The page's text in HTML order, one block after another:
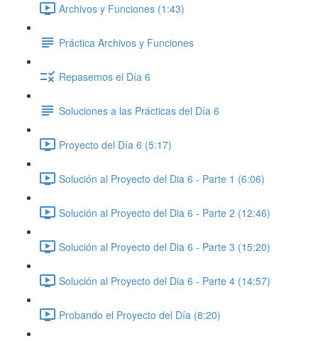
Archivos y Funciones (1:43)
Práctica Archivos y Funciones
Repasemos el Día 6
Soluciones a las Prácticas del Día 6
Proyecto del Día 6 (5:17)
Solución al Proyecto del Dia 6 - Parte 1 (6:06)
Solución al Proyecto del Dia 6 - Parte 2 (12:46)
Solución al Proyecto del Dia 6 - Parte 3 (15:20)
Solución al Proyecto del Dia 6 - Parte 4 (14:57)
Probando el Proyecto del Día (8:20)